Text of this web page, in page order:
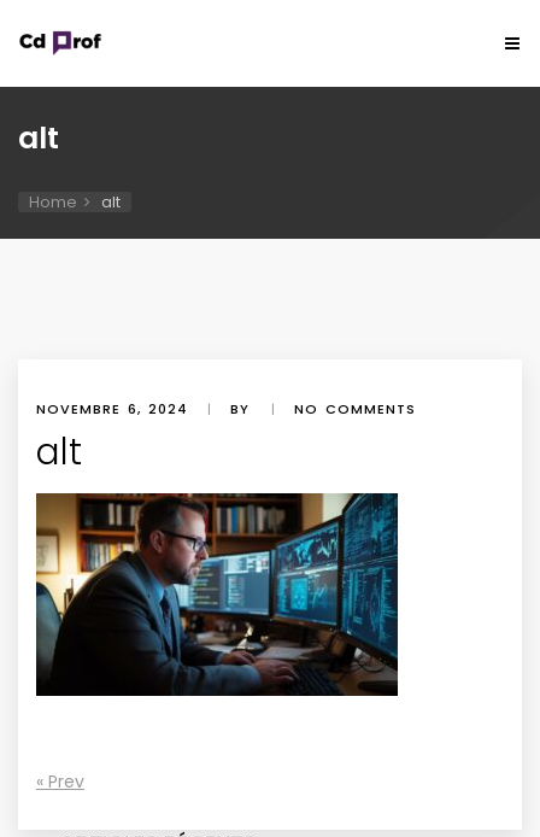
alt
Home alt
NOVEMBRE 6, 2024 | BY | NO COMMENTS
alt
« Prev